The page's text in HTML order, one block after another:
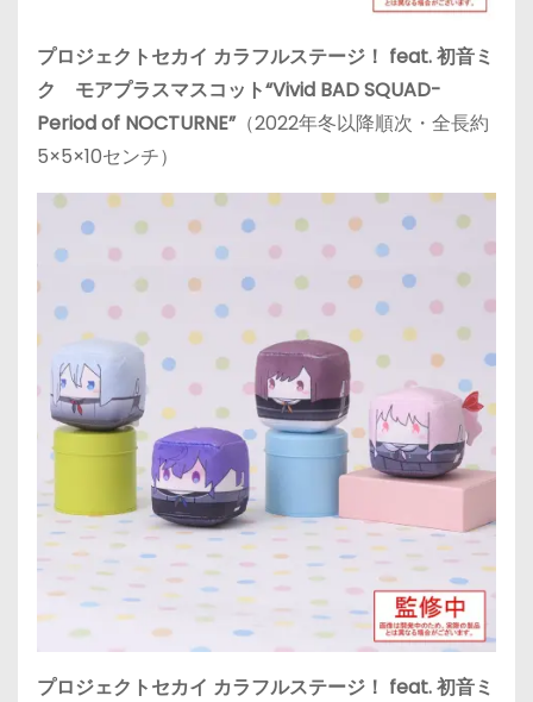
プロジェクトセカイ カラフルステージ！ feat. 初音ミ
ク モアプラスマスコット“Vivid BAD SQUAD-
Period of NOCTURNE”（2022年冬以降順次・全長約
5×5×10センチ）
プロジェクトセカイ カラフルステージ！ feat. 初音ミ